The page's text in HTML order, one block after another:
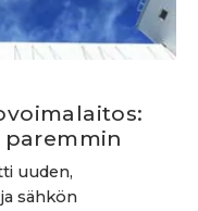
paremmin
uuden,
sähkön